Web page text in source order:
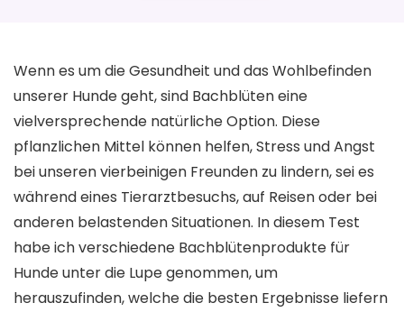
Wenn es um die Gesundheit und das Wohlbefinden
unserer Hunde geht, sind Bachblüten eine
vielversprechende natürliche Option. Diese
pflanzlichen Mittel können helfen, Stress und Angst
bei unseren vierbeinigen Freunden zu lindern, sei es
während eines Tierarztbesuchs, auf Reisen oder bei
anderen belastenden Situationen. In diesem Test
habe ich verschiedene Bachblütenprodukte für
Hunde unter die Lupe genommen, um
herauszufinden, welche die besten Ergebnisse liefern